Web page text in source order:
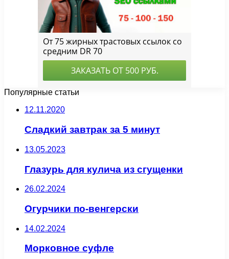
Популярные статьи
12.11.2020
Сладкий завтрак за 5 минут
13.05.2023
Глазурь для кулича из сгущенки
26.02.2024
Огурчики по-венгерски
14.02.2024
Морковное суфле